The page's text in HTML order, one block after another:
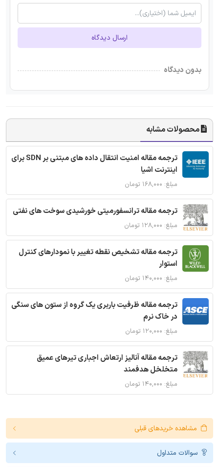
ارسال دیدگاه
بدون دیدگاه
محصولات مشابه
ترجمه مقاله امنیت انتقال داده های مبتنی بر SDN برای
اینترنت اشیا
مبلغ: ۱۶۸,۰۰۰ تومان
ترجمه مقاله ترانسفورمیتی خورشیدی سوخت های نفتی
مبلغ: ۱۲۸,۰۰۰ تومان
ترجمه مقاله تشخیص نقطه تغییر با نمودارهای کنترل
استوار
مبلغ: ۱۴۰,۰۰۰ تومان
ترجمه مقاله ظرفیت باربری یک گروه از ستون های سنگی
در خاک نرم
مبلغ: ۱۲۰,۰۰۰ تومان
ترجمه مقاله آنالیز ارتعاش اجباری تیرهای عمیق
متخلخل هدفمند
مبلغ: ۱۴۰,۰۰۰ تومان
مشاهده خریدهای قبلی
سوالات متداول